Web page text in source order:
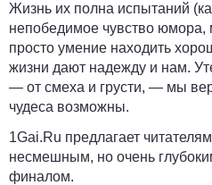
Жизнь их полна испытаний
непобедимое чувство юмора,
просто умение находить
жизни дают надежду и нам.
— от смеха и грусти, — мы
чудеса возможны.
1Gai.Ru предлагает
несмешным, но очень
финалом.